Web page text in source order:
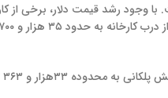
رشد قیمت دلار، برخی از